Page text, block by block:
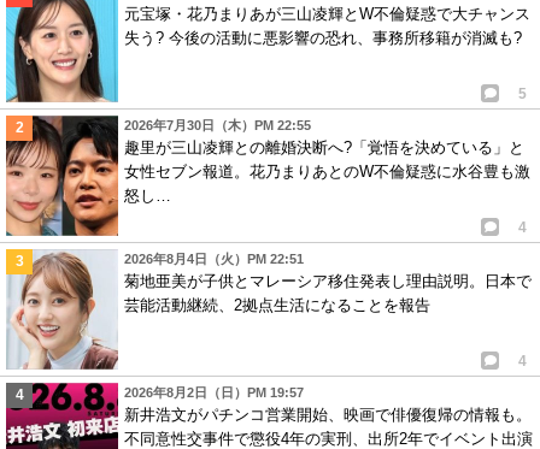
元宝塚・花乃まりあが三山凌輝とW不倫疑惑で大チャンス
失う? 今後の活動に悪影響の恐れ、事務所移籍が消滅も?
5
2026年7月30日（木）PM 22:55
趣里が三山凌輝との離婚決断へ?「覚悟を決めている」と
女性セブン報道。花乃まりあとのW不倫疑惑に水谷豊も激
怒し…
4
2026年8月4日（火）PM 22:51
菊地亜美が子供とマレーシア移住発表し理由説明。日本で
芸能活動継続、2拠点生活になることを報告
4
2026年8月2日（日）PM 19:57
新井浩文がパチンコ営業開始、映画で俳優復帰の情報も。
不同意性交事件で懲役4年の実刑、出所2年でイベント出演